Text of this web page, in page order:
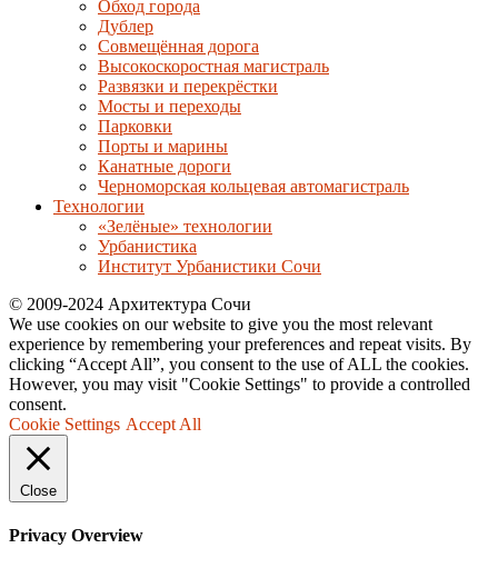
Обход города
Дублер
Совмещённая дорога
Высокоскоростная магистраль
Развязки и перекрёстки
Мосты и переходы
Парковки
Порты и марины
Канатные дороги
Черноморская кольцевая автомагистраль
Технологии
«Зелёные» технологии
Урбанистика
Институт Урбанистики Сочи
© 2009-2024 Архитектура Сочи
We use cookies on our website to give you the most relevant
experience by remembering your preferences and repeat visits. By
clicking “Accept All”, you consent to the use of ALL the cookies.
However, you may visit "Cookie Settings" to provide a controlled
consent.
Cookie Settings Accept All
Close
Privacy Overview